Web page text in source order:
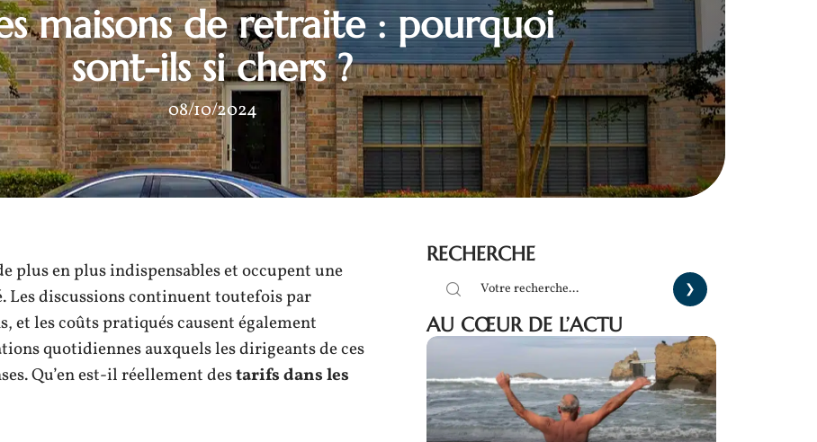
maisons de retraite : pourquoi
sont-ils si chers ?
08/10/2024
plus en plus indispensables et occupent une
Les discussions continuent toutefois par
et les coûts pratiqués causent également
quotidiennes auxquels les dirigeants de ces
Qu’en est-il réellement destarifs dans les
RECHERCHE
AU CŒUR DE L’ACTU